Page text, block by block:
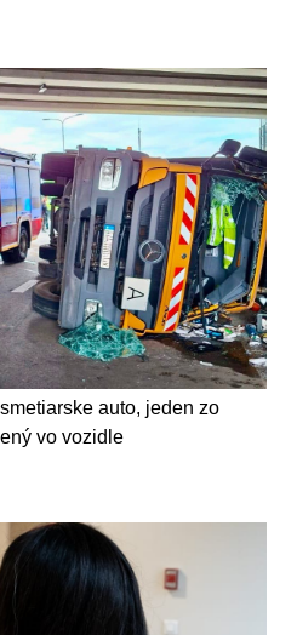
auto, jeden zo
vo vozidle